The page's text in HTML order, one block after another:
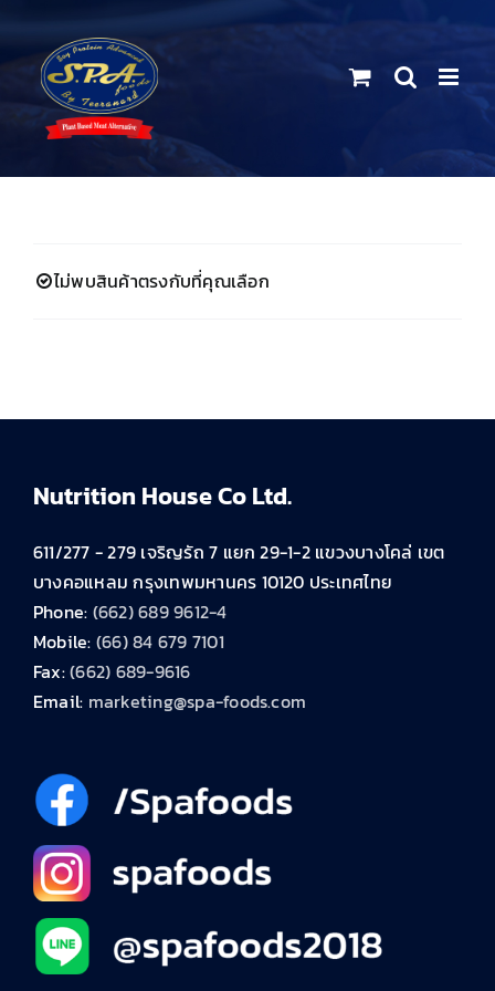
content
ไม่พบสินค้าตรงกับที่คุณเลือก
Nutrition House Co Ltd.
611/277 - 279 เจริญรัถ 7 แยก 29-1-2 แขวงบางโคล่ เขต
บางคอแหลม กรุงเทพมหานคร 10120 ประเทศไทย
Phone: (662) 689 9612-4
Mobile: (66) 84 679 7101
Fax:(662) 689-9616
Email: marketing@spa-foods.com